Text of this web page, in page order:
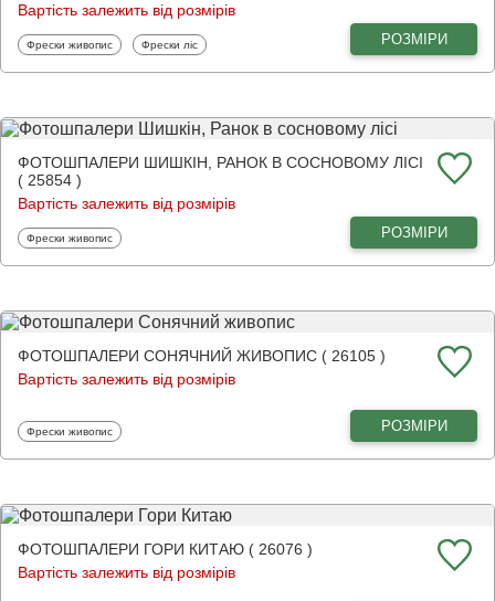
Вартість залежить від розмірів
Фотошпалери
Фрески живопис Фотошпалери
Фрески ліс РОЗМІРИ
ФОТОШПАЛЕРИ ШИШКІН, РАНОК В СОСНОВОМУ ЛІСІ
( 25854 )
Вартість залежить від розмірів
Фотошпалери
Фрески живопис РОЗМІРИ
ФОТОШПАЛЕРИ СОНЯЧНИЙ ЖИВОПИС ( 26105 )
Вартість залежить від розмірів
Фотошпалери
Фрески живопис РОЗМІРИ
ФОТОШПАЛЕРИ ГОРИ КИТАЮ ( 26076 )
Вартість залежить від розмірів